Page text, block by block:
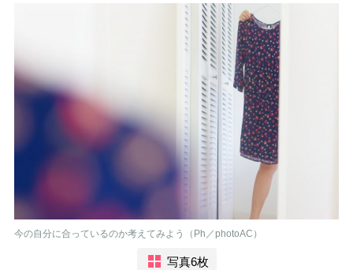
今の自分に合っているのか考えてみよう（Ph／photoAC）
写真6枚